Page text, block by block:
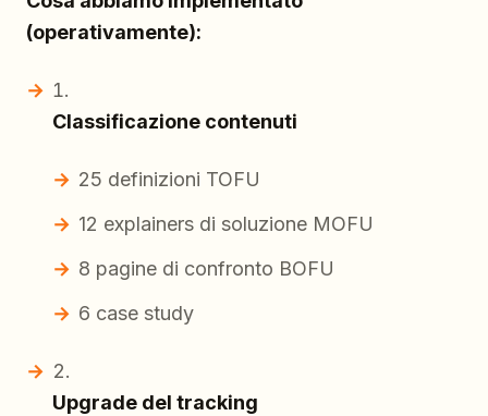
(operativamente):
Classificazione contenuti
25 definizioni TOFU
12 explainers di soluzione MOFU
8 pagine di confronto BOFU
6 case study
Upgrade del tracking